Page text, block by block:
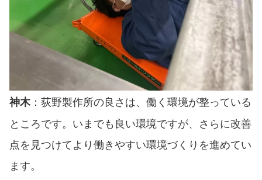
神木：荻野製作所の良さは、働く環境が整っている
ところです。いまでも良い環境ですが、さらに改善
点を見つけてより働きやすい環境づくりを進めてい
ます。